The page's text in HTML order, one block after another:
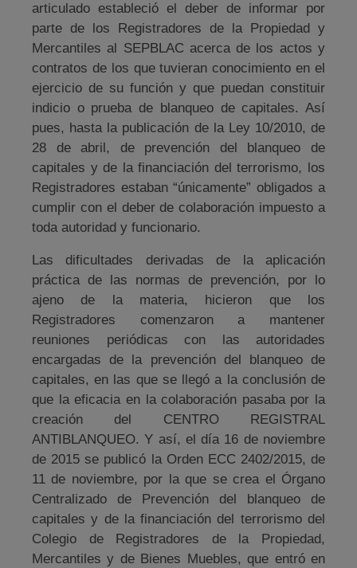
articulado estableció el deber de informar por
parte de los Registradores de la Propiedad y
Mercantiles al SEPBLAC acerca de los actos y
contratos de los que tuvieran conocimiento en el
ejercicio de su función y que puedan constituir
indicio o prueba de blanqueo de capitales. Así
pues, hasta la publicación de la Ley 10/2010, de
28 de abril, de prevención del blanqueo de
capitales y de la financiación del terrorismo, los
Registradores estaban “únicamente” obligados a
cumplir con el deber de colaboración impuesto a
toda autoridad y funcionario.
Las dificultades derivadas de la aplicación
práctica de las normas de prevención, por lo
ajeno de la materia, hicieron que los
Registradores comenzaron a mantener
reuniones periódicas con las autoridades
encargadas de la prevención del blanqueo de
capitales, en las que se llegó a la conclusión de
que la eficacia en la colaboración pasaba por la
creación del CENTRO REGISTRAL
ANTIBLANQUEO. Y así, el día 16 de noviembre
de 2015 se publicó la Orden ECC 2402/2015, de
11 de noviembre, por la que se crea el Órgano
Centralizado de Prevención del blanqueo de
capitales y de la financiación del terrorismo del
Colegio de Registradores de la Propiedad,
Mercantiles y de Bienes Muebles, que entró en